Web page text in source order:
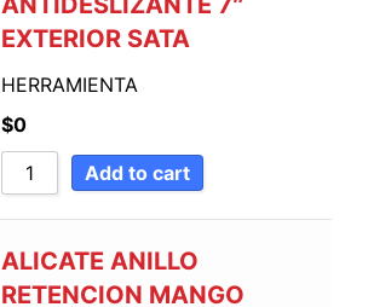
EXTERIOR SATA
HERRAMIENTA
$0
Add to cart
ALICATE ANILLO
RETENCION MANGO